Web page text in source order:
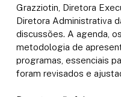
Grazziotin, Diretora
Diretora Administrativa
discussões. A agenda,
metodologia de
programas, essenciais
foram revisados ​​e